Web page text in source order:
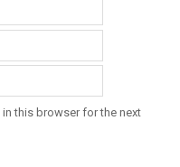
this browser for the next